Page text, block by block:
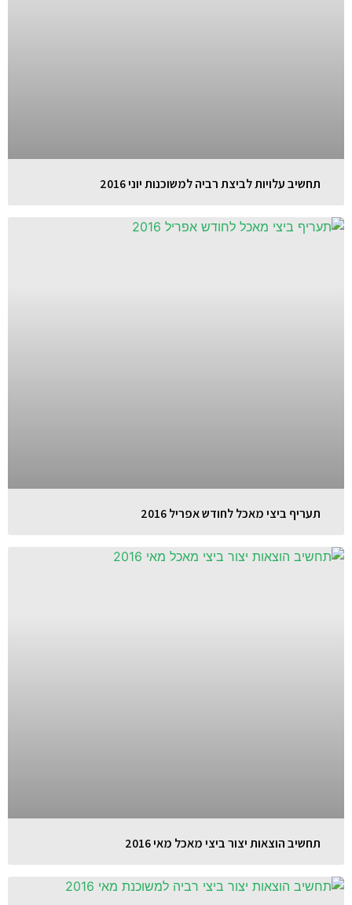
תחשיב עלויות לביצת רביה למשוכנות יוני 2016
תעריף ביצי מאכל לחודש אפריל 2016
תחשיב הוצאות יצור ביצי מאכל מאי 2016